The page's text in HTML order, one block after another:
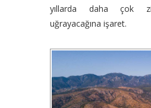
yıllarda daha çok
uğrayacağına işaret.